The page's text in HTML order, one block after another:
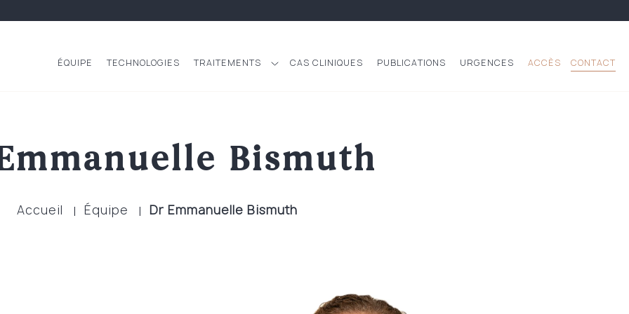
ÉQUIPE TECHNOLOGIES TRAITEMENTS CAS CLINIQUES PUBLICATIONS URGENCES ACCÈS CONTACT
Bismuth
Accueil Équipe Dr Emmanuelle Bismuth